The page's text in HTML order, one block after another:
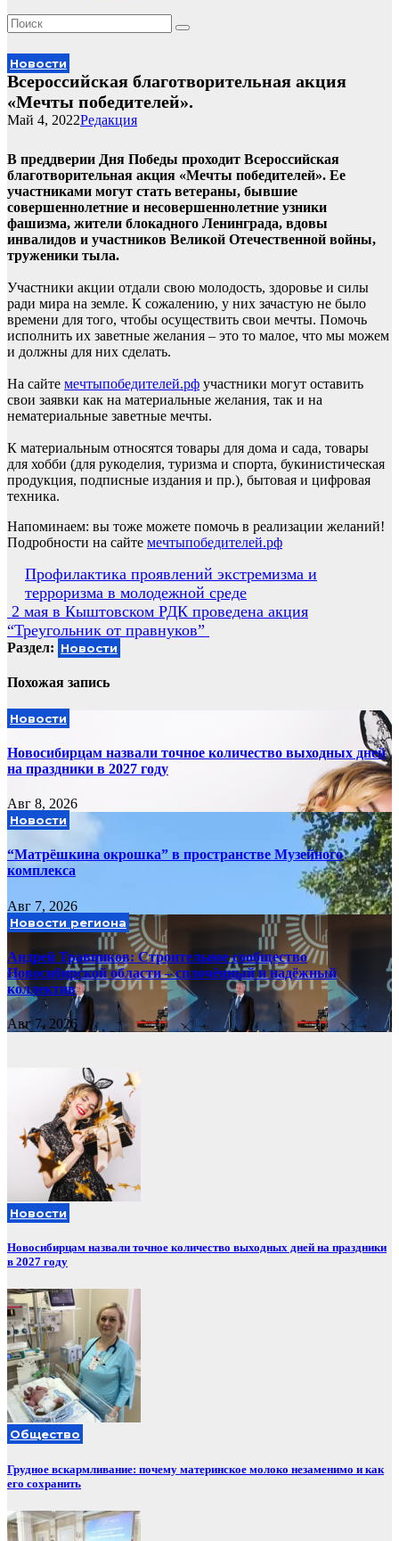
Новости
Всероссийская благотворительная акция
«Мечты победителей».
Редакция
Май 4, 2022
В преддверии Дня Победы проходит Всероссийская
благотворительная акция «Мечты победителей». Ее
участниками могут стать ветераны, бывшие
совершеннолетние и несовершеннолетние узники
фашизма, жители блокадного Ленинграда, вдовы
инвалидов и участников Великой Отечественной войны,
труженики тыла.
Участники акции отдали свою молодость, здоровье и силы
ради мира на земле. К сожалению, у них зачастую не было
времени для того, чтобы осуществить свои мечты. Помочь
исполнить их заветные желания – это то малое, что мы можем
и должны для них сделать.
На сайте мечтыпобедителей.рф участники могут оставить
свои заявки как на материальные желания, так и на
нематериальные заветные мечты.
К материальным относятся товары для дома и сада, товары
для хобби (для рукоделия, туризма и спорта, букинистическая
продукция, подписные издания и пр.), бытовая и цифровая
техника.
Напоминаем: вы тоже можете помочь в реализации желаний!
Подробности на сайте мечтыпобедителей.рф
Навигация
по
записям
Профилактика проявлений экстремизма и
терроризма в молодежной среде
2 мая в Кыштовском РДК проведена акция
“Треугольник от правнуков”
Раздел: Новости
Похожая запись
Новости
Новосибирцам назвали точное количество выходных дней
на праздники в 2027 году
Авг 8, 2026
Новости
“Матрёшкина окрошка” в пространстве Музейного
комплекса
Авг 7, 2026
Новости региона
Андрей Травников: Строительное сообщество
Новосибирской области – сплочённый и надёжный
коллектив
Авг 7, 2026
Новости
Новосибирцам назвали точное количество выходных дней на праздники
в 2027 году
Общество
Грудное вскармливание: почему материнское молоко незаменимо и как
его сохранить